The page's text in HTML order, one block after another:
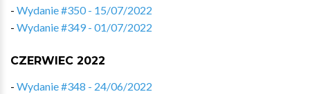
- Wydanie #350 - 15/07/2022
- Wydanie #349 - 01/07/2022
CZERWIEC 2022
- Wydanie #348 - 24/06/2022